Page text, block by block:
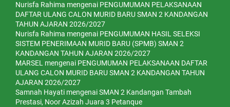
Nurisfa Rahima mengenai PENGUMUMAN PELAKSANAAN
DAFTAR ULANG CALON MURID BARU SMAN 2 KANDANGAN
TAHUN AJARAN 2026/2027
Nurisfa Rahima mengenai PENGUMUMAN HASIL SELEKSI
SISTEM PENERIMAAN MURID BARU (SPMB) SMAN 2
KANDANGAN TAHUN AJARAN 2026/2027
MARSEL mengenai PENGUMUMAN PELAKSANAAN DAFTAR
ULANG CALON MURID BARU SMAN 2 KANDANGAN TAHUN
AJARAN 2026/2027
Samnah Hayati mengenaiSMAN 2 Kandangan Tambah
Prestasi, Noor Azizah Juara 3 Petanque